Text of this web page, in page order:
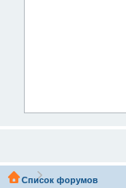
Список форумов